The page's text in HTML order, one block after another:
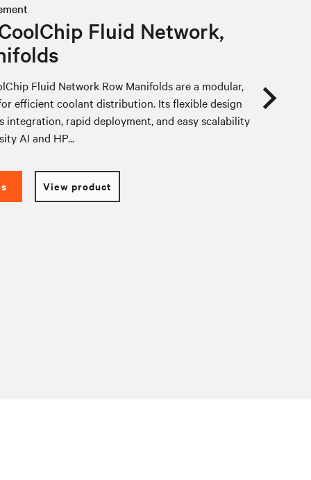
Fluid Network,
Fluid Network Row Manifolds are a modular,
efficient coolant distribution. Its flexible design
integration, rapid deployment, and easy scalability
AI and HP...
View product